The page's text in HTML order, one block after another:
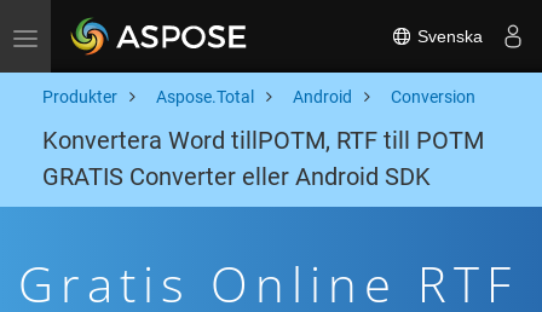
Toggle navigation Svenska
Produkter Aspose.Total Android Conversion
Konvertera Word tillPOTM, RTF till POTM
GRATIS Converter eller Android SDK
Gratis Online RTF